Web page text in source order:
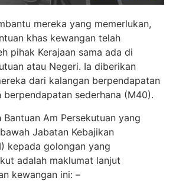
mereka yang memerlukan,
khas kewangan telah
pihak Kerajaan sama ada di
atau Negeri. Ia diberikan
dari kalangan berpendapatan
berpendapatan sederhana (M40).
Am Persekutuan yang
Jabatan Kebajikan
kepada golongan yang
adalah maklumat lanjut
kewangan ini: –